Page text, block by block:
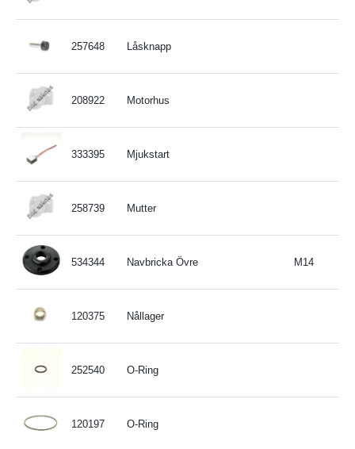
257648 Låsknapp
208922 Motorhus
333395 Mjukstart
258739 Mutter
534344 Navbricka Övre M14
120375 Nållager
252540 O-Ring
120197 O-Ring